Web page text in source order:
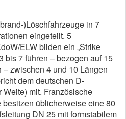
)Löschfahrzeuge in 7
eingeteilt. 5
ELW bilden ein „Strike
bis 7 führen – bezogen auf 15
zwischen 4 und 10 Längen
dem deutschen D-
mit. Französische
üblicherweise eine 80
DN 25 mit formstabilem